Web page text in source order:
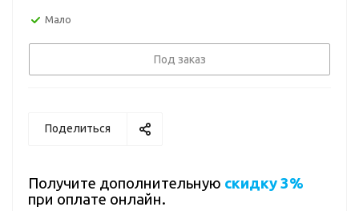
Мало
Под заказ
Поделиться
Получите дополнительную скидку 3%
при оплате онлайн.